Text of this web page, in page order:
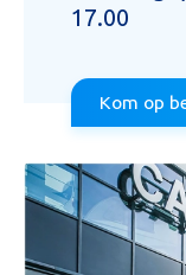
17.00
Kom op